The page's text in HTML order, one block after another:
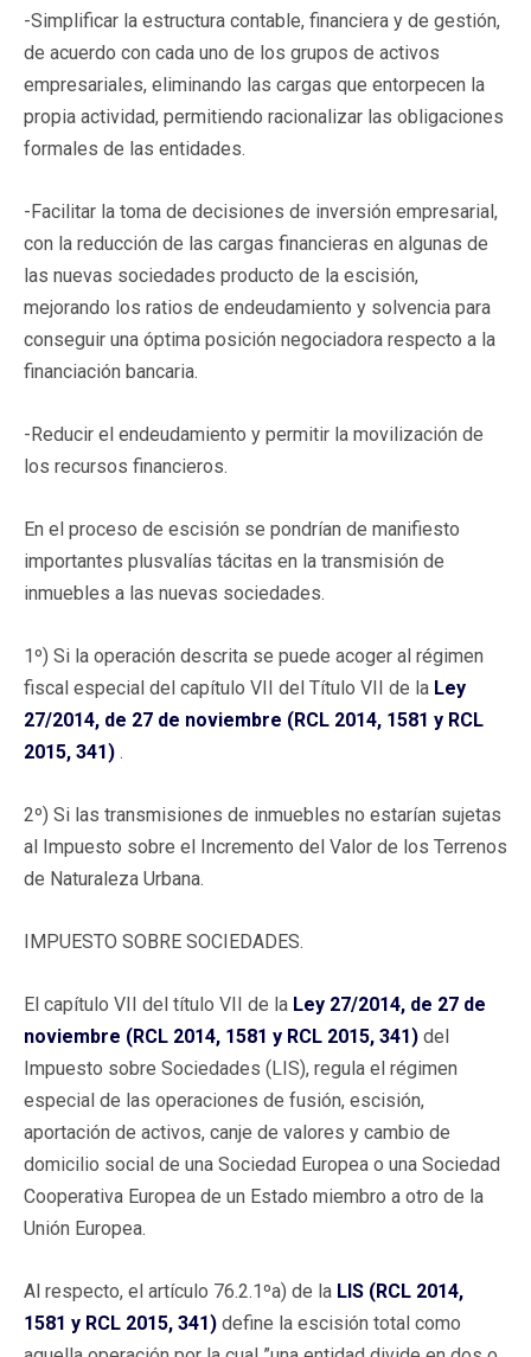
-Simplificar la estructura contable, financiera y de gestión,
de acuerdo con cada uno de los grupos de activos
empresariales, eliminando las cargas que entorpecen la
propia actividad, permitiendo racionalizar las obligaciones
formales de las entidades.
-Facilitar la toma de decisiones de inversión empresarial,
con la reducción de las cargas financieras en algunas de
las nuevas sociedades producto de la escisión,
mejorando los ratios de endeudamiento y solvencia para
conseguir una óptima posición negociadora respecto a la
financiación bancaria.
-Reducir el endeudamiento y permitir la movilización de
los recursos financieros.
En el proceso de escisión se pondrían de manifiesto
importantes plusvalías tácitas en la transmisión de
inmuebles a las nuevas sociedades.
1º) Si la operación descrita se puede acoger al régimen
fiscal especial del capítulo VII del Título VII de la Ley
27/2014, de 27 de noviembre (RCL 2014, 1581 y RCL
2015, 341) .
2º) Si las transmisiones de inmuebles no estarían sujetas
al Impuesto sobre el Incremento del Valor de los Terrenos
de Naturaleza Urbana.
IMPUESTO SOBRE SOCIEDADES.
El capítulo VII del título VII de la Ley 27/2014, de 27 de
noviembre (RCL 2014, 1581 y RCL 2015, 341) del
Impuesto sobre Sociedades (LIS), regula el régimen
especial de las operaciones de fusión, escisión,
aportación de activos, canje de valores y cambio de
domicilio social de una Sociedad Europea o una Sociedad
Cooperativa Europea de un Estado miembro a otro de la
Unión Europea.
Al respecto, el artículo 76.2.1ºa) de la LIS (RCL 2014,
1581 y RCL 2015, 341) define la escisión total como